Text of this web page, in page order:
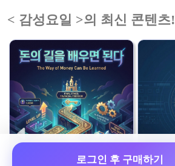
로그인 후 구매하기
< 감성요일 >의 최신 콘텐츠!